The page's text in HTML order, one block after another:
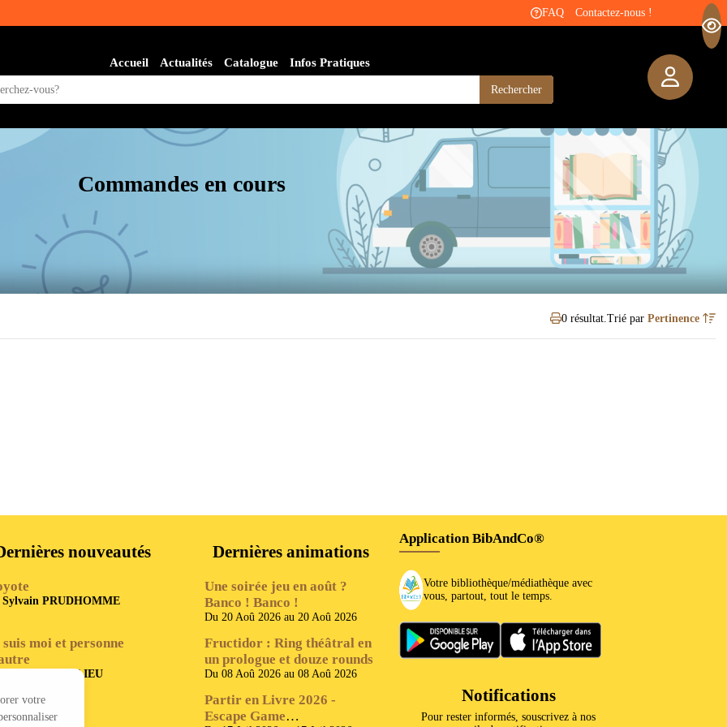
votre
FAQ Contactez-nous !
Accueil Actualités Catalogue Infos Pratiques
Rechercher
Commandes en cours
0 résultat.Trié parPertinence
nouveautés
Sylvain PRUDHOMME
suis moi et personne
Baptiste BEAULIEU
Julian BARNES
Dernières animations
Une soirée jeu en août ?
Banco ! Banco !
Du 20 Aoû 2026 au 20 Aoû 2026
Fructidor : Ring théâtral en
un prologue et douze rounds
Du 08 Aoû 2026 au 08 Aoû 2026
Partir en Livre 2026 -
Escape Game
Application BibAndCo®
Votre bibliothèque/médiathèque avec
vous, partout, tout le temps.
Notifications
Pour rester informés, souscrivez à nos